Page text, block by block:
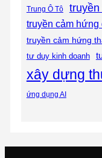
Trung Ô Tô
truyền cảm hứng
truyền cảm hứng
tư duy kinh doanh
xây dựng
ứng dụng AI